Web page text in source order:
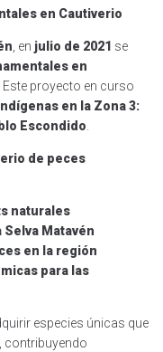
en Cautiverio
, en julio de 2021 se
en
. Este proyecto en curso
en la Zona 3:
Escondido
de peces
naturales
Matavén
en la región
para las
especies únicas que
contribuyendo